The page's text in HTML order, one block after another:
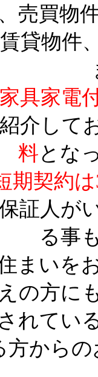
、売買物
貸物件
家具家電
介して
料とな
期契約
証人が
る事
まいを
の方に
れてい
方から